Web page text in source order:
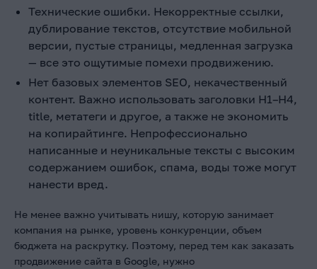
Технические ошибки. Некорректные ссылки,
дублирование текстов, отсутствие мобильной
версии, пустые страницы, медленная загрузка
— все это ощутимые помехи продвижению.
Нет базовых элементов SEO, некачественный
контент. Важно использовать заголовки H1–H4,
title, метатеги и другое, а также не экономить
на копирайтинге. Непрофессионально
написанные и неуникальные тексты с высоким
содержанием ошибок, спама, воды тоже могут
нанести вред.
Не менее важно учитывать нишу, которую занимает
компания на рынке, уровень конкуренции, объем
бюджета на раскрутку. Поэтому, перед тем как заказать
продвижение сайта в Google, нужно